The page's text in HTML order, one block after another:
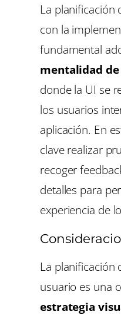
La planificación
con la
fundamental
mentalidad
donde la UI se
los usuarios
aplicación. En
clave realizar
recoger
detalles para
experiencia de
La planificación
usuario es una
estrategia